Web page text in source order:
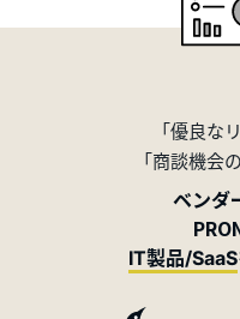
「優良な
「商談機会
ベンダ
IT製品/SaaS